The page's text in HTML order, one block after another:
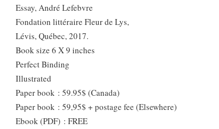
Essay, André Lefebvre
Fondation littéraire Fleur de Lys,
Lévis, Québec, 2017.
Book size 6 X 9 inches
Perfect Binding
Illustrated
Paper book : 59.95$ (Canada)
Paper book : 59,95$ + postage fee (Elsewhere)
Ebook (PDF) : FREE